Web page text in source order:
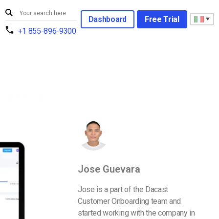
+1 855-896-9300
Dashboard Free Trial
Jose Guevara
Jose is a part of the Dacast
Customer Onboarding team and
started working with the company in